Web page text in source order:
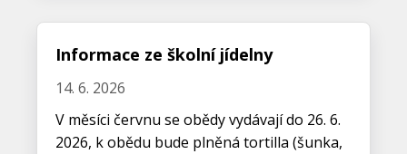
Informace ze školní jídelny
14. 6. 2026
V měsíci červnu se obědy vydávají do 26. 6.
2026, k obědu bude plněná tortilla (šunka,